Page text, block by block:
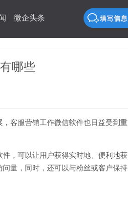
微企头条
哪些
客服营销工作微信软件也日益受到重
，可以让用户获得实时地、便利地获
量，同时，还可以与粉丝或客户保持